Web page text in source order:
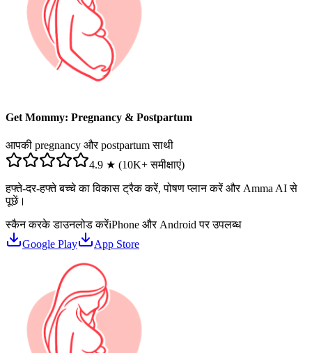
Get Mommy: Pregnancy & Postpartum
आपकी pregnancy और postpartum साथी
4.9 ★ (10K+ समीक्षाएं)
हफ्ते-दर-हफ्ते बच्चे का विकास ट्रैक करें, पोषण प्लान करें और Amma AI से
पूछें।
स्कैन करके डाउनलोड करेंiPhone और Android पर उपलब्ध
Google Play
App Store